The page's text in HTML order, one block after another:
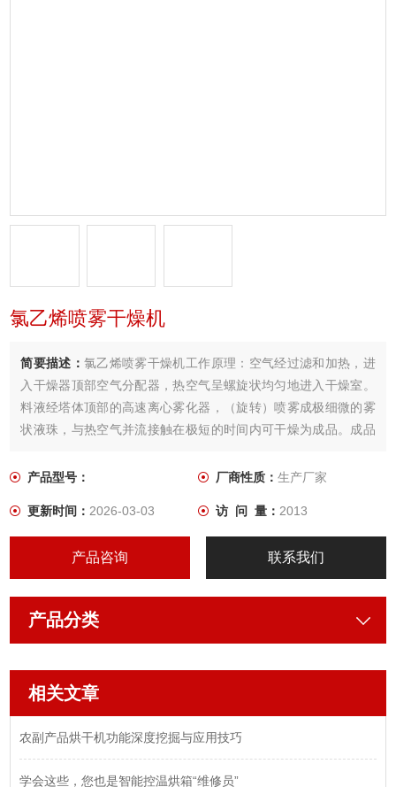
氯乙烯喷雾干燥机
简要描述： 氯乙烯喷雾干燥机工作原理：空气经过滤和加热，进
入干燥器顶部空气分配器，热空气呈螺旋状均匀地进入干燥室。
料液经塔体顶部的高速离心雾化器，（旋转）喷雾成极细微的雾
状液珠，与热空气并流接触在极短的时间内可干燥为成品。成品
产品型号：
厂商性质： 生产厂家
更新时间：2026-03-03 访 问 量： 2013
产品咨询 联系我们
产品分类
相关文章
农副产品烘干机功能深度挖掘与应用技巧
学会这些，您也是智能控温烘箱“维修员”